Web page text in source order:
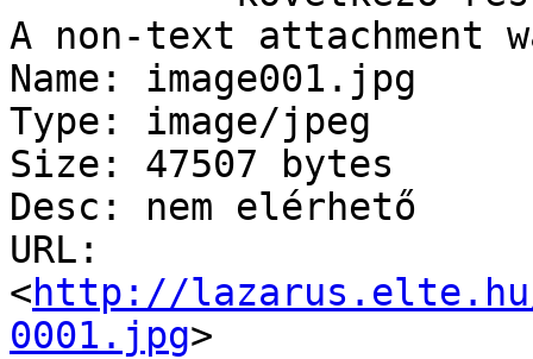
A non-text attachment
Name: image001.jpg
Type: image/jpeg
Size: 47507 bytes
Desc: nem elérhető
URL:
<http://lazarus.elte.hu/
0001.jpg